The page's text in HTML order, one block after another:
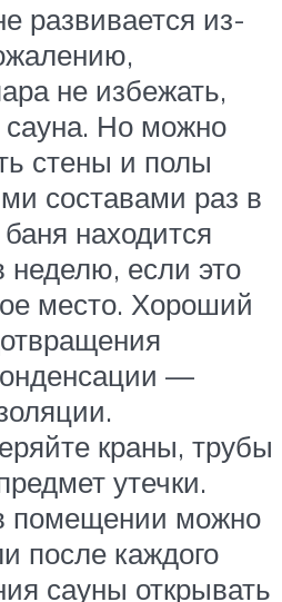
развивается из-
не избежать,
сауна. Но можно
стены и полы
составами раз в
находится
неделю, если это
место. Хороший
—
краны, трубы
утечки.
помещении можно
после каждого
сауны открывать